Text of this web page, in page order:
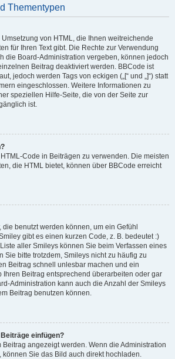
Thementypen
von HTML, die Ihnen weitreichende
für Ihren Text gibt. Die Rechte zur Verwendung
die Board-Administration vergeben, können jedoch
Beitrag deaktiviert werden. BBCode ist
jedoch werden Tags von eckigen („[“ und „]“) statt
eingeschlossen. Weitere Informationen zu
speziellen Hilfe-Seite, die von der Seite zur
ist.
Code in Beiträgen zu verwenden. Die meisten
die HTML bietet, können über BBCode erreicht
benutzt werden können, um ein Gefühl
gibt es einen kurzen Code, z. B. bedeutet :)
aller Smileys können Sie beim Verfassen eines
Sie bitte trotzdem, Smileys nicht zu häufig zu
Beitrag schnell unlesbar machen und ein
Ihren Beitrag entsprechend überarbeiten oder gar
Administration kann auch die Anzahl der Smileys
Beitrag benutzen können.
einfügen?
angezeigt werden. Wenn die Administration
können Sie das Bild auch direkt hochladen.